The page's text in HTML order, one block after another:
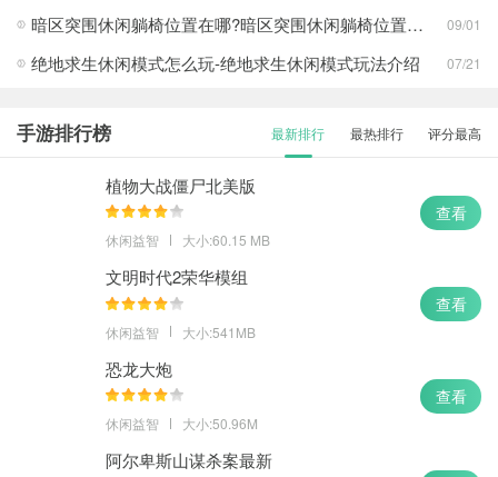
幸存者危城 查看
暗区突围休闲躺椅位置在哪?暗区突围休闲躺椅位置攻略 09/01
绝地求生休闲模式怎么玩-绝地求生休闲模式玩法介绍 07/21
手游排行榜 最新排行 最热排行 评分最高
植物大战僵尸北美版
休闲益智 大小:60.15 MB
查看
文明时代2荣华模组
休闲益智 大小:541MB
查看
恐龙大炮
休闲益智 大小:50.96M
查看
阿尔卑斯山谋杀案最新